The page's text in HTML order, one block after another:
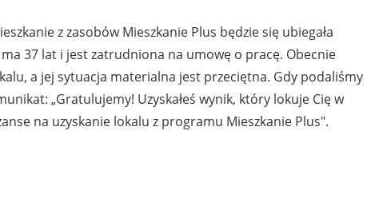
z zasobów Mieszkanie Plus będzie się ubiegała
37 lat i jest zatrudniona na umowę o pracę. Obecnie
a jej sytuacja materialna jest przeciętna. Gdy podaliśmy
„Gratulujemy! Uzyskałeś wynik, który lokuje Cię w
na uzyskanie lokalu z programu Mieszkanie Plus".